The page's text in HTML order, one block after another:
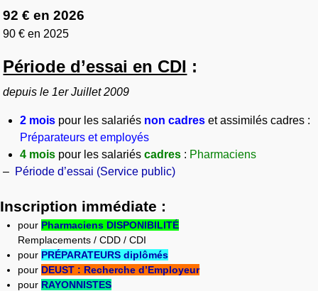
92 € en 2026
90 € en 2025
Période d’essai en CDI :
depuis le 1er Juillet 2009
2 mois pour les salariés non cadres et assimilés cadres :
Préparateurs et employés
4 mois pour les salariéscadres : Pharmaciens
– Période d’essai (Service public)
Inscription immédiate :
pour Pharmaciens DISPONIBILITÉ
Remplacements / CDD / CDI
pour PRÉPARATEURS diplômés
pour DEUST : Recherche d’Employeur
pour RAYONNISTES